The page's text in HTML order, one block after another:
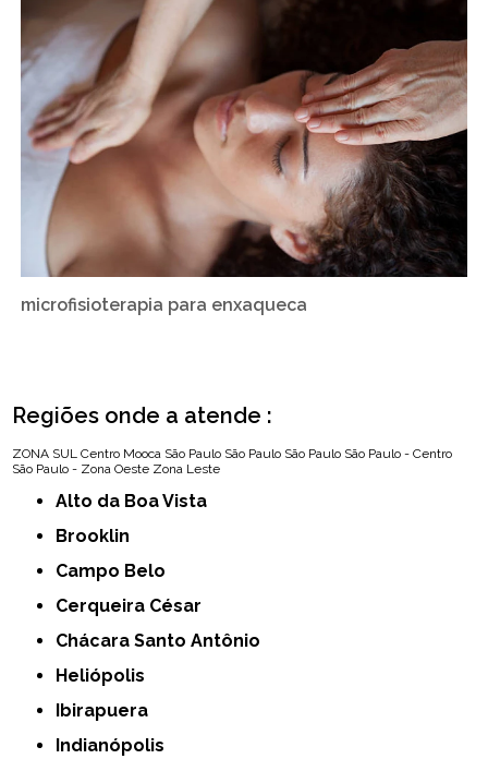
microfisioterapia para enxaqueca
Regiões onde a atende :
ZONA SUL Centro Mooca São Paulo São Paulo São Paulo São Paulo - Centro
São Paulo - Zona Oeste Zona Leste
Alto da Boa Vista
Brooklin
Campo Belo
Cerqueira César
Chácara Santo Antônio
Heliópolis
Ibirapuera
Indianópolis